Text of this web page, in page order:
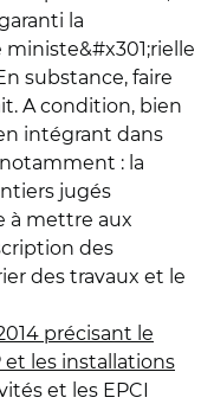
la
ministe&#x301;rielle
substance, faire
A condition, bien
intégrant dans
: la
jugés
à mettre aux
des
des travaux et le
précisant le
et les installations
et les EPCI